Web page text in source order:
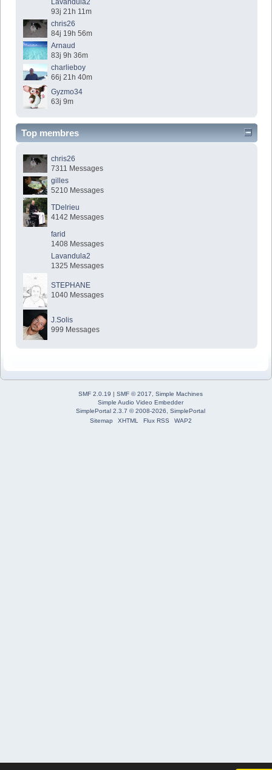
Lavandula2
93j 21h 11m
chris26
84j 19h 56m
Arnaud
83j 9h 36m
charlieboy
66j 21h 40m
Gyzmo34
63j 9m
Top membres
chris26
7311 Messages
gilles
5210 Messages
TDelrieu
4142 Messages
farid
1408 Messages
Lavandula2
1325 Messages
STEPHANE
1040 Messages
J.Solis
999 Messages
SMF 2.0.19 | SMF © 2017
Simple Machines
Simple Audio Video Embedder
SimplePortal 2.3.7 © 2008-2026, SimplePortal
Sitemap
XHTML Flux RSS WAP2